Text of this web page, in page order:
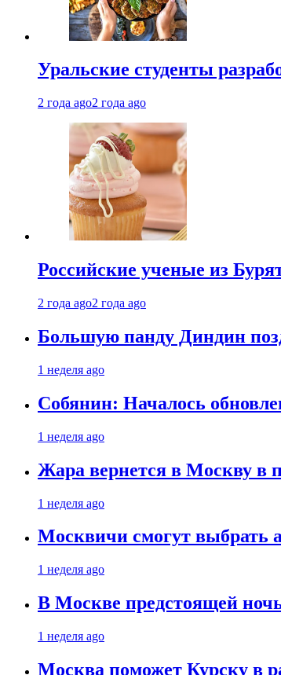
Уральские студенты
2 года ago2 года ago
Российские ученые из
2 года ago2 года ago
Большую панду Диндин
1 неделя ago
Собянин: Началось
1 неделя ago
Жара вернется в Москву в
1 неделя ago
Москвичи смогут выбрать
1 неделя ago
В Москве предстоящей
1 неделя ago
Москва поможет Курску в